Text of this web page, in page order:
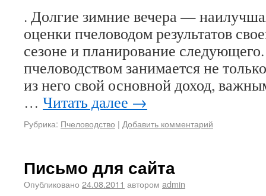
. Долгие зимние вечера —
оценки пчеловодом результатов
сезоне и планирование
пчеловодством занимается не
из него свой основной доход,
… Читать далее →
Рубрика: Пчеловодство | Добавить комментарий
Письмо для сайта
Опубликовано 24.08.2011 автором admin